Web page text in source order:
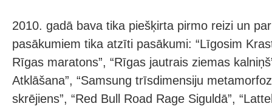
2010. gadā bava tika piešķirta pirmo reizi un
pasākumiem tika atzīti pasākumi: “Līgosim
Rīgas maratons”, “Rīgas jautrais ziemas
Atklāšana”, “Samsung trīsdimensiju
skrējiens”, “Red Bull Road Rage Siguldā”,